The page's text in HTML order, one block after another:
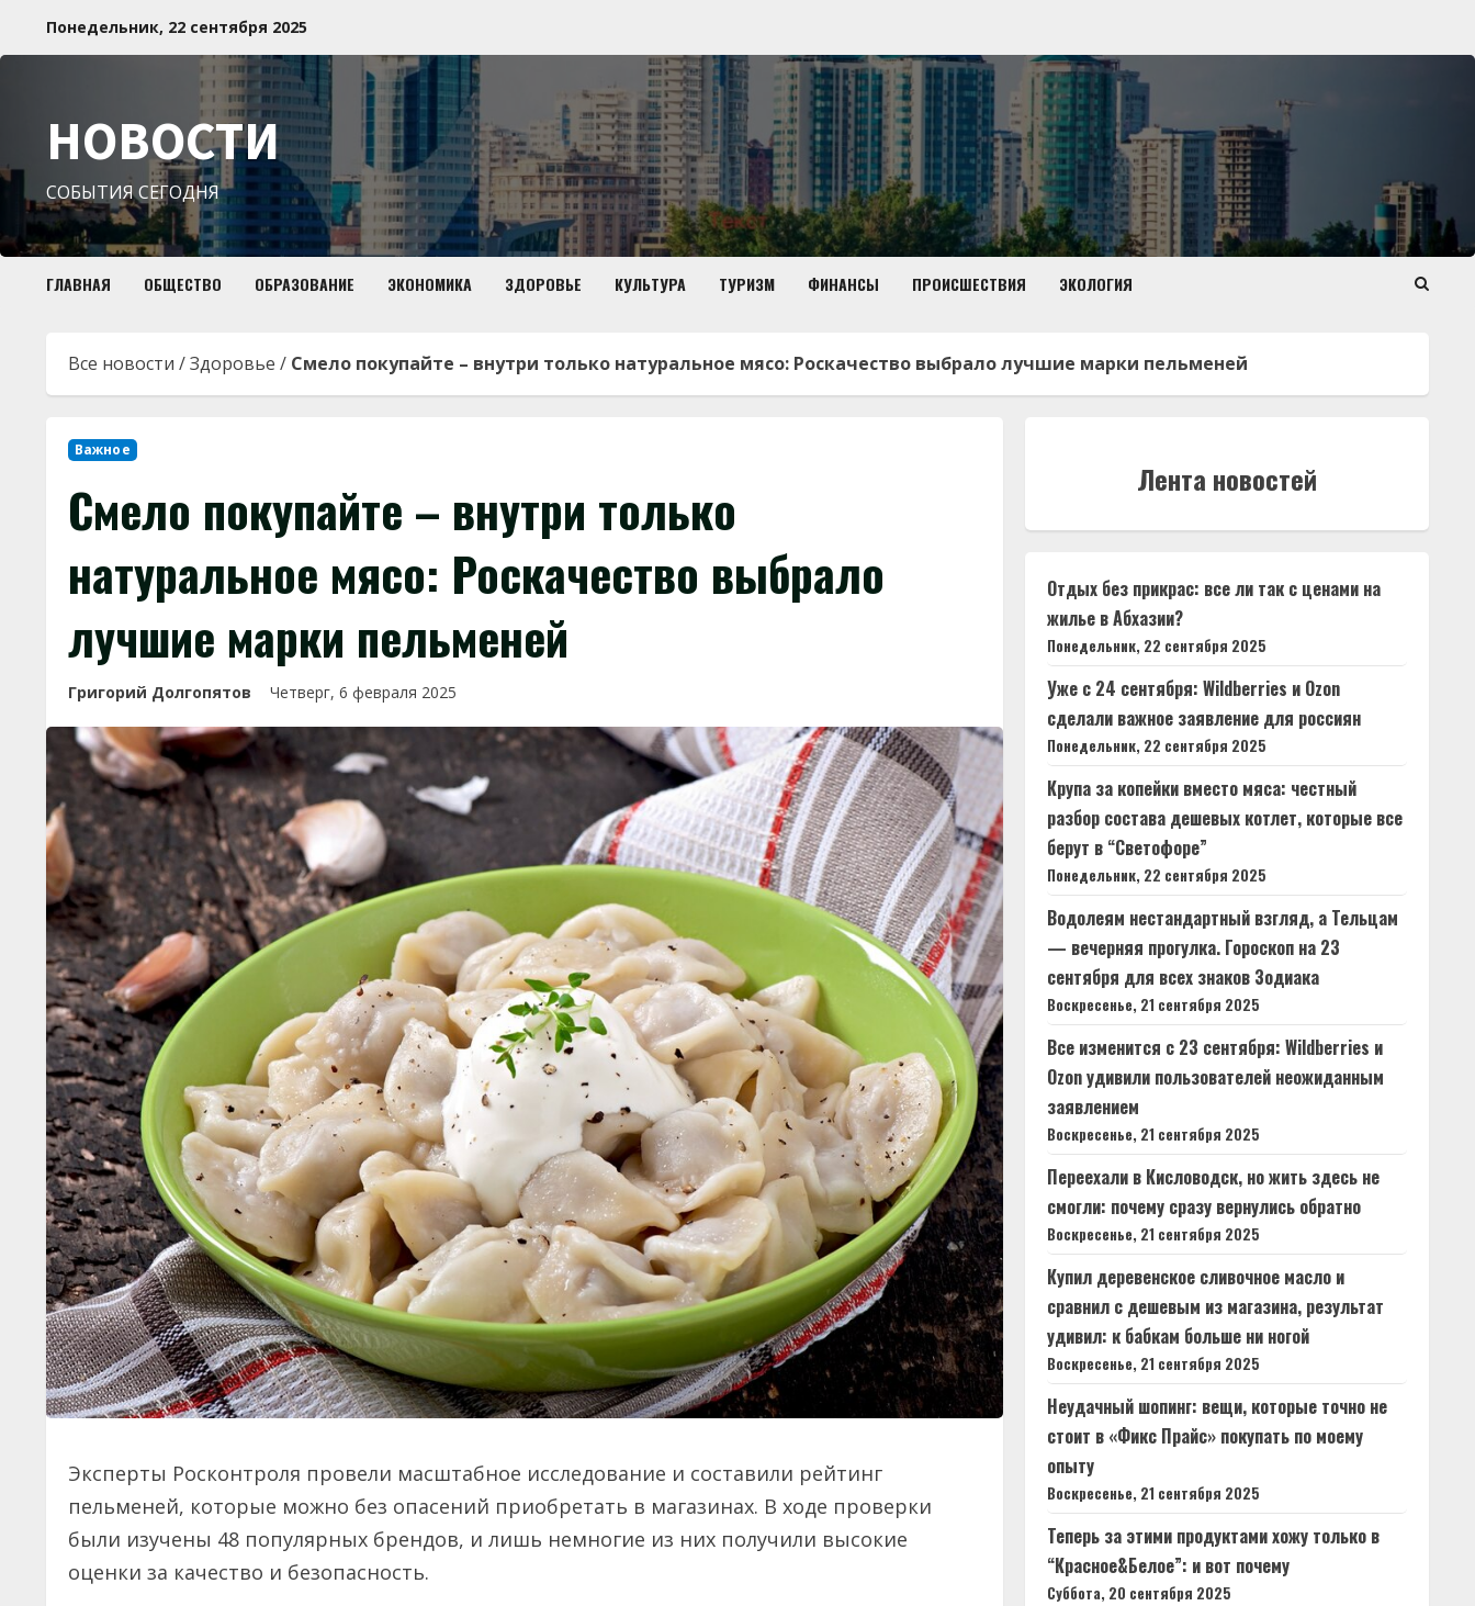
Понедельник, 22 сентября 2025
НОВОСТИ
СОБЫТИЯ СЕГОДНЯ
ГЛАВНАЯ ОБЩЕСТВО ОБРАЗОВАНИЕ ЭКОНОМИКА ЗДОРОВЬЕ КУЛЬТУРА ТУРИЗМ ФИНАНСЫ ПРОИСШЕСТВИЯ ЭКОЛОГИЯ
Все новости /Здоровье / Смело покупайте – внутри только натуральное мясо: Роскачество выбрало лучшие марки пельменей
Важное
Смело покупайте – внутри только
натуральное мясо: Роскачество выбрало
лучшие марки пельменей
Григорий Долгопятов Четверг, 6 февраля 2025
Эксперты Росконтроля провели масштабное исследование и составили рейтинг
пельменей, которые можно без опасений приобретать в магазинах. В ходе проверки
были изучены 48 популярных брендов, и лишь немногие из них получили высокие
оценки за качество и безопасность.
Лента новостей
Отдых без прикрас: все ли так с ценами на
жилье в Абхазии?
Понедельник, 22 сентября 2025
Уже с 24 сентября: Wildberries и Ozon
сделали важное заявление для россиян
Понедельник, 22 сентября 2025
Крупа за копейки вместо мяса: честный
разбор состава дешевых котлет, которые все
берут в “Светофоре”
Понедельник, 22 сентября 2025
Водолеям нестандартный взгляд, а Тельцам
— вечерняя прогулка. Гороскоп на 23
сентября для всех знаков Зодиака
Воскресенье, 21 сентября 2025
Все изменится с 23 сентября: Wildberries и
Ozon удивили пользователей неожиданным
заявлением
Воскресенье, 21 сентября 2025
Переехали в Кисловодск, но жить здесь не
смогли: почему сразу вернулись обратно
Воскресенье, 21 сентября 2025
Купил деревенское сливочное масло и
сравнил с дешевым из магазина, результат
удивил: к бабкам больше ни ногой
Воскресенье, 21 сентября 2025
Неудачный шопинг: вещи, которые точно не
стоит в «Фикс Прайс» покупать по моему
опыту
Воскресенье, 21 сентября 2025
Теперь за этими продуктами хожу только в
“Красное&Белое”: и вот почему
Суббота, 20 сентября 2025